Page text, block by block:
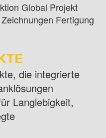
Global Projekt
Fertigung
die integrierte
Langlebigkeit,